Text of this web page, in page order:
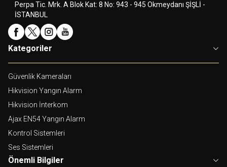
Perpa Tic. Mrk. A Blok Kat: 8 No: 943 - 945 Okmeydanı ŞİŞLİ -
İSTANBUL
Kategoriler
Güvenlik Kameraları
Hikvision Yangın Alarm
Hikvision İnterkom
Ajax EN54 Yangın Alarm
Kontrol Sistemleri
Ses Sistemleri
Önemli Bilgiler